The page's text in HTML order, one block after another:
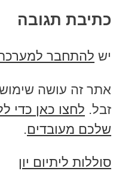
כתיבת תגובה
יש להתחבר
אתר זה עושה
זבל. לחצו כאן כדי
שלכם מעובדים.
סוללות ליתיום יון